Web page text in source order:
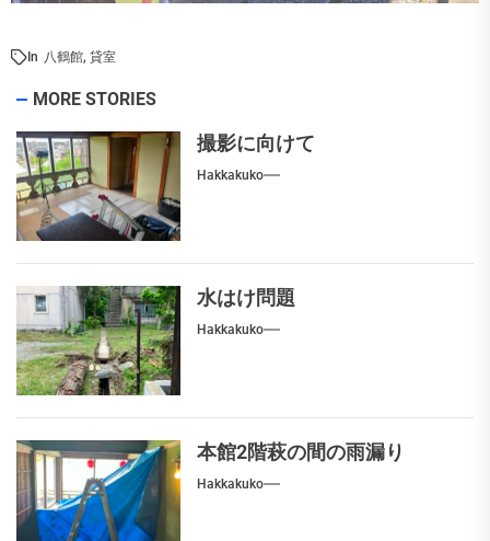
In 八鶴館, 貸室
MORE STORIES
撮影に向けて
Hakkakuko
水はけ問題
Hakkakuko
本館2階萩の間の雨漏り
Hakkakuko